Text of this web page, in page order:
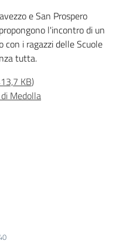
e San Prospero
l'incontro di un
i ragazzi delle Scuole
tutta.
KB)
Medolla